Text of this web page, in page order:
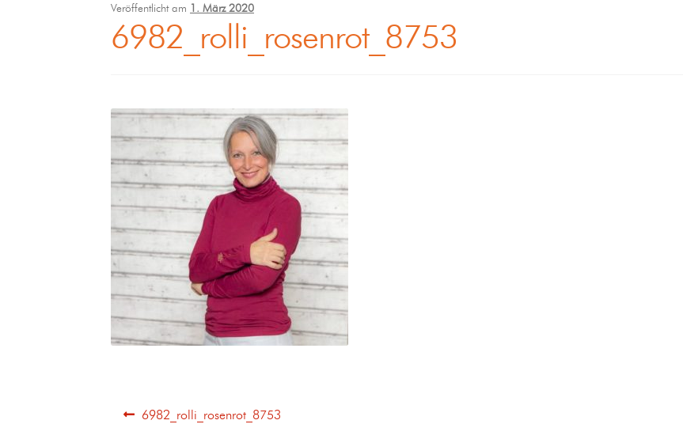
Veröffentlicht am 1. März 2020
6982_rolli_rosenrot_8753
6982_rolli_rosenrot_8753